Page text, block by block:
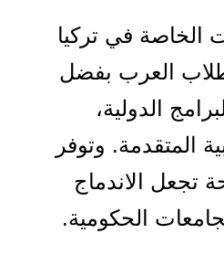
الخاصة في تركيا
العرب بفضل
الدولية،
المتقدمة. وتوفر
تجعل الاندماج
الحكومية.